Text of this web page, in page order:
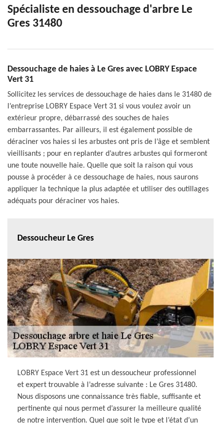
Spécialiste en dessouchage d'arbre Le
Gres 31480
Dessouchage de haies à Le Gres avec LOBRY Espace
Vert 31
Sollicitez les services de dessouchage de haies dans le 31480 de
l’entreprise LOBRY Espace Vert 31 si vous voulez avoir un
extérieur propre, débarrassé des souches de haies
embarrassantes. Par ailleurs, il est également possible de
déraciner vos haies si les arbustes ont pris de l’âge et semblent
vieillisants ; pour en replanter d’autres arbustes qui formeront
une toute nouvelle haie. Quelle que soit la raison qui vous
pousse à procéder à ce dessouchage de haies, nous saurons
appliquer la technique la plus adaptée et utiliser des outillages
adéquats pour déraciner vos haies.
Dessoucheur Le Gres
LOBRY Espace Vert 31 est un dessoucheur professionnel
et expert trouvable à l’adresse suivante : Le Gres 31480.
Nous disposons une connaissance très fiable, suffisante et
pertinente qui nous permet d’assurer la meilleure qualité
de notre intervention. Quel que soit le type et l’état d’un